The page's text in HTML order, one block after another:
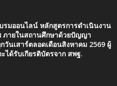
รมออนไลน์ หลักสูตรการดำเนินงาน
ายในสถานศึกษาด้วยปัญญา
วันเสาร์ตลอดเดือนสิงหาคม 2569 ผู้
ได้รับเกียรติบัตรจาก สพฐ.